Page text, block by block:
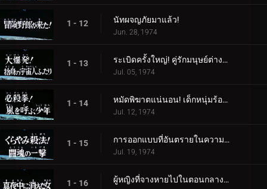
1 - 12 นัทผจญภัยมาแล้ว!
Jun. 28, 1974
1 - 13 ระเบิดครั้งใหญ่! คู่รักมนุษย์ต่างดาวผู้สิ้นหวัง
Jul. 05, 1974
1 - 14 หมัดพิฆาตแน่นอน! เด็กหนุ่มร้องเรียกเมื่อเกิดพายุ
Jul. 12, 1974
1 - 15 การออกแบบที่อันตรายในความมืด! โจมตีด้วยจิตวิญญาณแห่งการต่อสู้
Jul. 19, 1974
1 - 16 ผู้หญิงที่จางหายไปในตอนกลางคืน